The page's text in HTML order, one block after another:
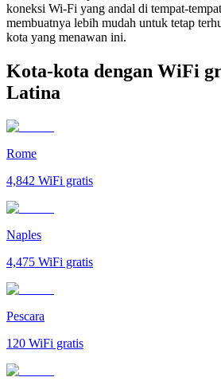
koneksi Wi-Fi yang andal di tempat-
membuatnya lebih mudah untuk tetap
kota yang menawan ini.
Kota-kota dengan WiFi
Latina
Rome
4,842 WiFi gratis
Naples
4,475 WiFi gratis
Pescara
120 WiFi gratis